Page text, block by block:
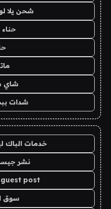
شحن يلا
شاي
شدات
خدمات الباك
نشر
guest post مقال ضيف
سوق